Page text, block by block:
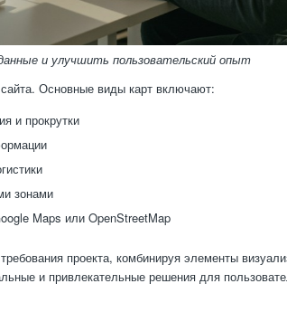
и улучшить пользовательский опыт
Основные виды карт включают:
и прокрутки
зонами
Maps или OpenStreetMap
проекта, комбинируя элементы
и привлекательные решения для